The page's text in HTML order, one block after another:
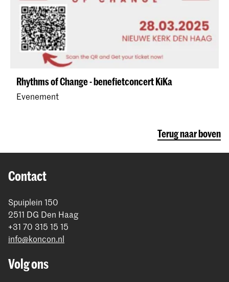
Rhythms of Change - benefietconcert KiKa
Evenement
Terug naar boven
Contact
Spuiplein 150
2511 DG Den Haag
+31 70 315 15 15
info@koncon.nl
Volg ons